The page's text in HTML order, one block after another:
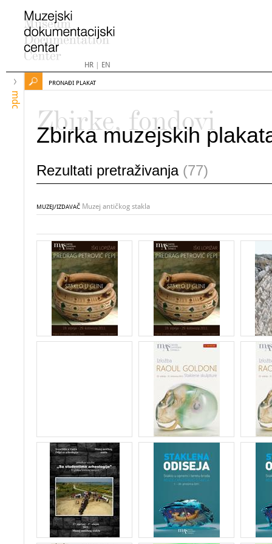
HR| EN
mdc
PRONAĐI PLAKAT
Zbirke, fondovi
Zbirka muzejskih
Rezultati pretraživanja (77)
MUZEJ/IZDAVAČ Muzej antičkog stakla